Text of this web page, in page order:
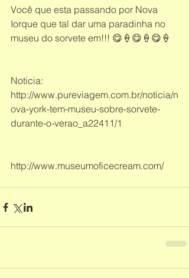
Você que esta passando por Nova
Iorque que tal dar uma paradinha no
museu do sorvete em!!! 😋🍦😋🍦😋🍦
Noticia:
http://www.pureviagem.com.br/noticia/n
ova-york-tem-museu-sobre-sorvete-
durante-o-verao_a22411/1
http://www.museumoficecream.com/